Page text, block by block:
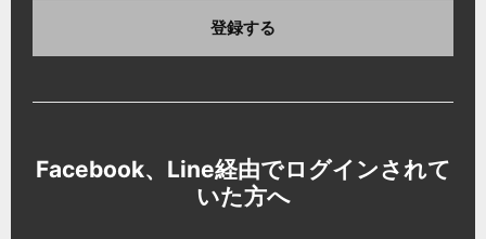
登録する
Facebook、Line経由でログインされて
いた方へ